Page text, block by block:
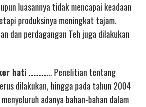
luasannya tidak mencapai keadaan
produksinya meningkat tajam.
dan perdagangan Teh juga dilakukan
hati ………….. Penelitian tentang
dilakukan, hingga pada tahun 2004
adanya bahan-bahan dalam